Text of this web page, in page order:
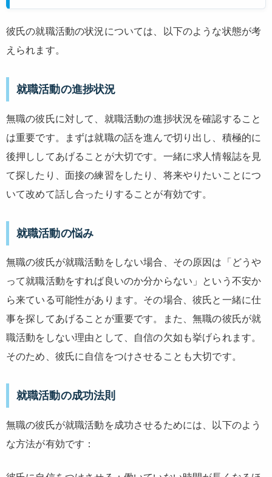
彼氏の就職活動の状況については、以下のような状態が考
えられます。
就職活動の進捗状況
無職の彼氏に対して、就職活動の進捗状況を確認すること
は重要です。まずは就職の話を進んで切り出し、積極的に
後押ししてあげることが大切です。一緒に求人情報誌を見
て探したり、面接の練習をしたり、将来やりたいことにつ
いて改めて話し合ったりすることが有効です。
就職活動の悩み
無職の彼氏が就職活動をしない場合、その原因は「どうや
って就職活動をすれば良いのか分からない」という不安か
ら来ている可能性があります。その場合、彼氏と一緒に仕
事を探してあげることが重要です。また、無職の彼氏が就
職活動をしない理由として、自信の欠如も挙げられます。
そのため、彼氏に自信をつけさせることも大切です。
就職活動の成功法則
無職の彼氏が就職活動を成功させるためには、以下のよう
な方法が有効です：